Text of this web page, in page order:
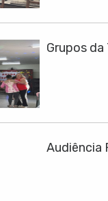
Grupos
Audiência